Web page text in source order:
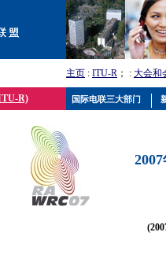
主页 : ITU-R ； : 大会和
R) 国际电联三大部门